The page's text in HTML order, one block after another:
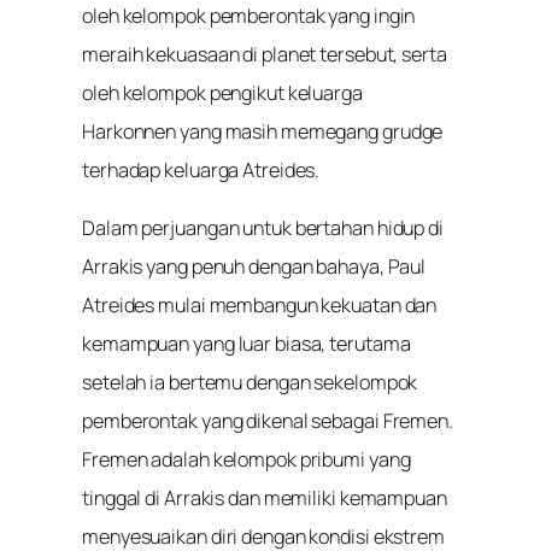
oleh kelompok pemberontak yang ingin
meraih kekuasaan di planet tersebut, serta
oleh kelompok pengikut keluarga
Harkonnen yang masih memegang grudge
terhadap keluarga Atreides.
Dalam perjuangan untuk bertahan hidup di
Arrakis yang penuh dengan bahaya, Paul
Atreides mulai membangun kekuatan dan
kemampuan yang luar biasa, terutama
setelah ia bertemu dengan sekelompok
pemberontak yang dikenal sebagai Fremen.
Fremen adalah kelompok pribumi yang
tinggal di Arrakis dan memiliki kemampuan
menyesuaikan diri dengan kondisi ekstrem